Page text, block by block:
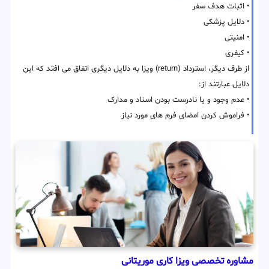
• اثبات هدف سفر
• دلایل پزشکی
• امنیتی
• کیفری
از طرف دیگر، استرداد (return) ویزا به دلایل دیگری اتفاق می افتد که این
دلایل عبارتند از:
• عدم وجود و یا نادرست بودن اسناد و مدارک
• فراموش کردن امضای فرم های مورد نیاز
مشاوره تخصصی ویزا کاری موریتانی